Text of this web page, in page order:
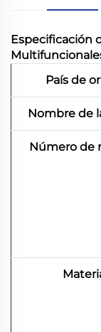
Especificación
País de
Nombre de
Número de